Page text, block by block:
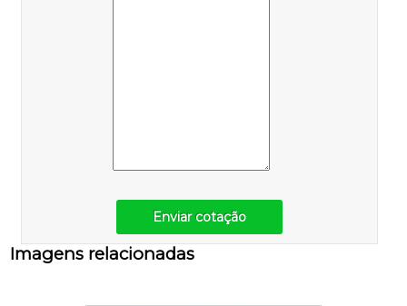
Enviar cotação
Imagens relacionadas